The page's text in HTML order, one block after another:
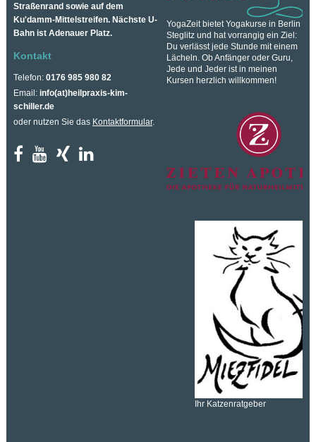
Straßenrand sowie auf dem
Ku'damm-Mittelstreifen. Nächste U-
Bahn ist Adenauer Platz.
Kontakt
Telefon: 0176 985 980 82
Email: info(at)heilpraxis-kim-
schiller.de
oder nutzen Sie das Kontaktformular.
YogaZeit bietet Yogakurse in Berlin
Steglitz und hat vorrangig ein Ziel:
Du verlässt jede Stunde mit einem
Lächeln. Ob Anfänger oder Guru,
Jede und Jeder ist in meinen
Kursen herzlich willkommen!
Ihr Katzenratgeber